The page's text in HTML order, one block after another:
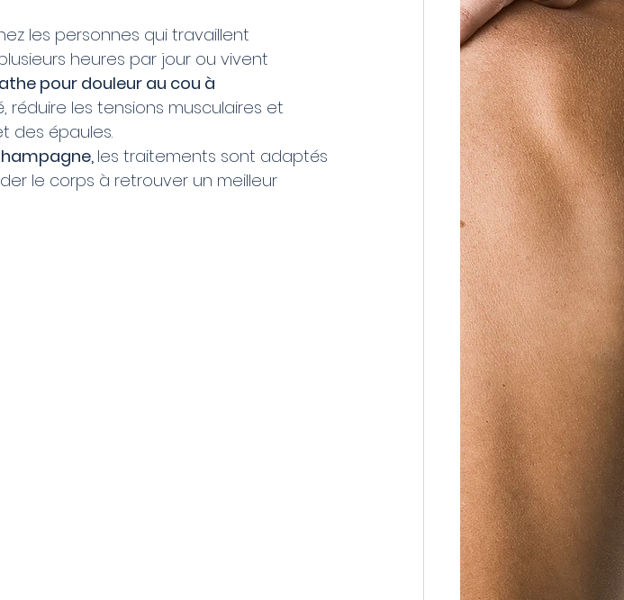
les personnes qui travaillent
heures par jour ou vivent
pour douleur au cou à
réduire les tensions musculaires et
des épaules.
les traitements sont adaptés
le corps à retrouver un meilleur